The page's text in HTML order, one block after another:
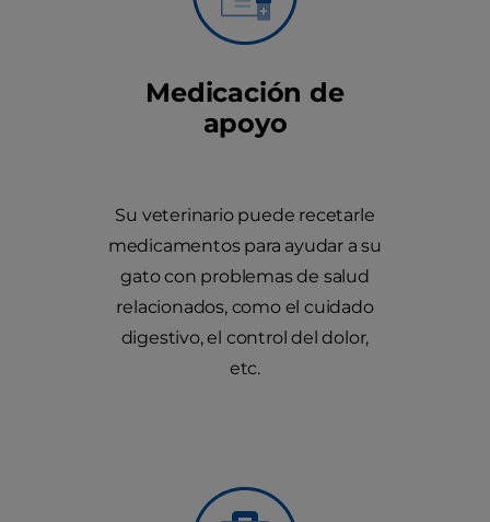
Medicación de
apoyo
Su veterinario puede recetarle
medicamentos para ayudar a su
gato con problemas de salud
relacionados, como el cuidado
digestivo, el control del dolor,
etc.